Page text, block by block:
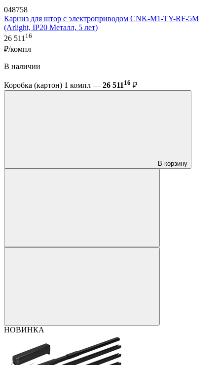
048758
Карниз для штор с электроприводом CNK-M1-TY-RF-5M
(Arlight, IP20 Металл, 5 лет)
26 51116
₽/компл
В наличии
Коробка (картон) 1 компл — 26 511 16 ₽
В корзину
НОВИНКА